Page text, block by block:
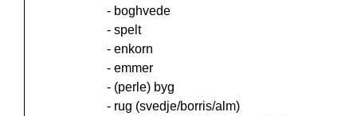
- boghvede
- spelt
- enkorn
- emmer
- (perle) byg
- rug (svedje/borris/alm)